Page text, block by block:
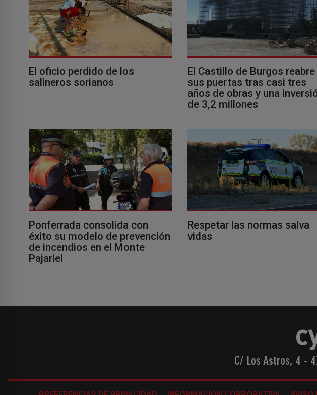
El oficio perdido de los
salineros sorianos
El Castillo de Burgos reabre
sus puertas tras casi tres
años de obras y una
de 3,2 millones
Ponferrada consolida con
éxito su modelo de prevención
de incendios en el Monte
Pajariel
Respetar las normas salva
vidas
C/ Los Astros, 4 -